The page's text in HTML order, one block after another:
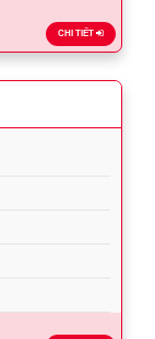
CHI TIẾT